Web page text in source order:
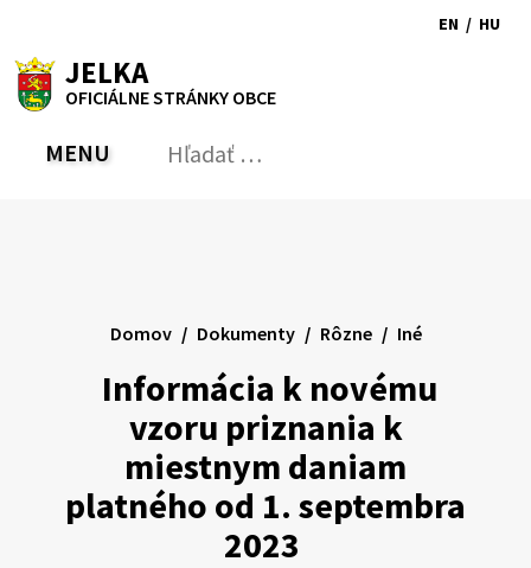
obsah
RSS Mapa Tlačiť
EN / HU
JELKA
OFICIÁLNE STRÁNKY OBCE
PREPNÚŤ
MENU Hľadať:
Informácia k novému
vzoru priznania k
miestnym daniam
platného od 1. septembra
2023
Domov Dokumenty Rôzne Iné